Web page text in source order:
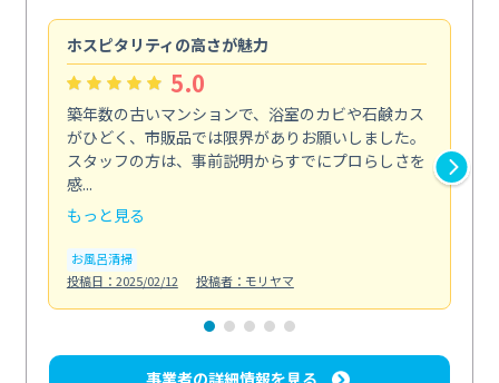
ホスピタリティの高さが魅力
5.0
築年数の古いマンションで、浴室のカビや石鹸カス
がひどく、市販品では限界がありお願いしました。
スタッフの方は、事前説明からすでにプロらしさを
感...
もっと見る
お風呂清掃
投稿日：2025/02/12
投稿者：モリヤマ